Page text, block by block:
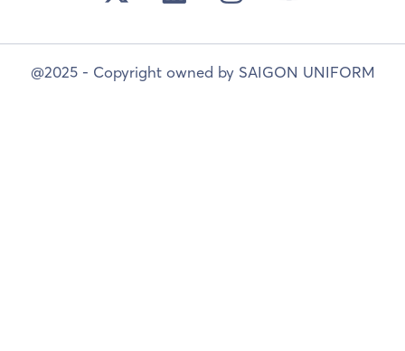
@2025 - Copyright owned by SAIGON UNIFORM